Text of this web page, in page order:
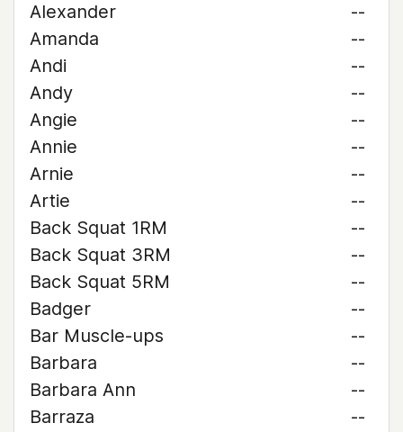
Alexander
--
Amanda
--
Andi
--
Andy
--
Angie
--
Annie
--
Arnie
--
Artie
--
Back Squat 1RM
--
Back Squat 3RM
--
Back Squat 5RM
--
Badger
--
Bar Muscle-ups
--
Barbara
--
Barbara Ann
--
Barraza
--